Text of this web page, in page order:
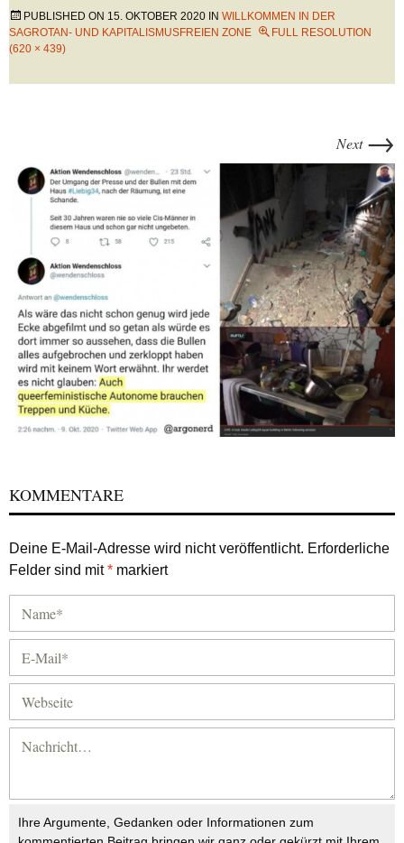
PUBLISHED ON 15. OKTOBER 2020 IN WILLKOMMEN IN DER
SAGROTAN- UND KAPITALISMUSFREIEN ZONE
FULL RESOLUTION
(620 × 439)
Next →
KOMMENTARE
Deine E-Mail-Adresse wird nicht veröffentlicht. Erforderliche
Felder sind mit* markiert
Ihre Argumente, Gedanken oder Informationen zum